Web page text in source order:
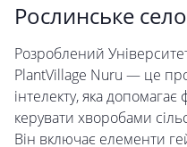
Рослинське
Розроблений
PlantVillage Nuru — це
інтелекту, яка
керувати хворобами
Він включає елементи